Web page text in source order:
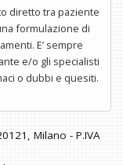
diretto tra paziente
formulazione di
E’ sempre
e/o gli specialisti
o dubbi e quesiti.
Milano - P.IVA